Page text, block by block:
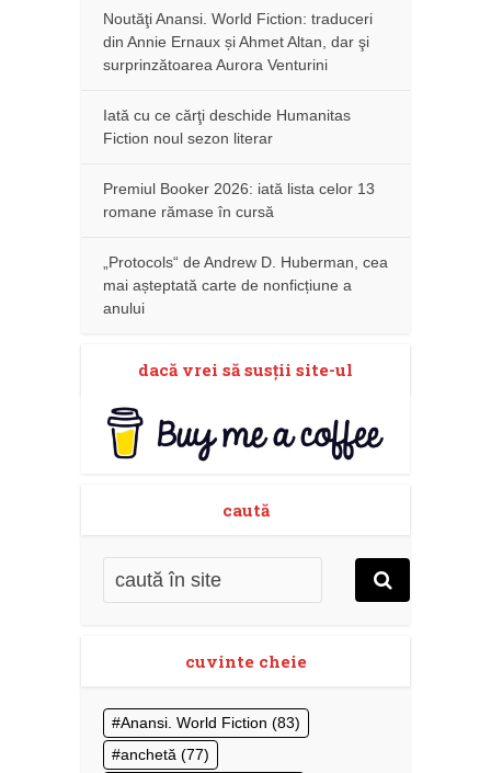
Noutăţi Anansi. World Fiction: traduceri
din Annie Ernaux și Ahmet Altan, dar şi
surprinzătoarea Aurora Venturini
Iată cu ce cărţi deschide Humanitas
Fiction noul sezon literar
Premiul Booker 2026: iată lista celor 13
romane rămase în cursă
„Protocols“ de Andrew D. Huberman, cea
mai așteptată carte de nonficțiune a
anului
dacă vrei să susţii site-ul
caută
cuvinte cheie
Anansi. World Fiction (83)
anchetă (77)